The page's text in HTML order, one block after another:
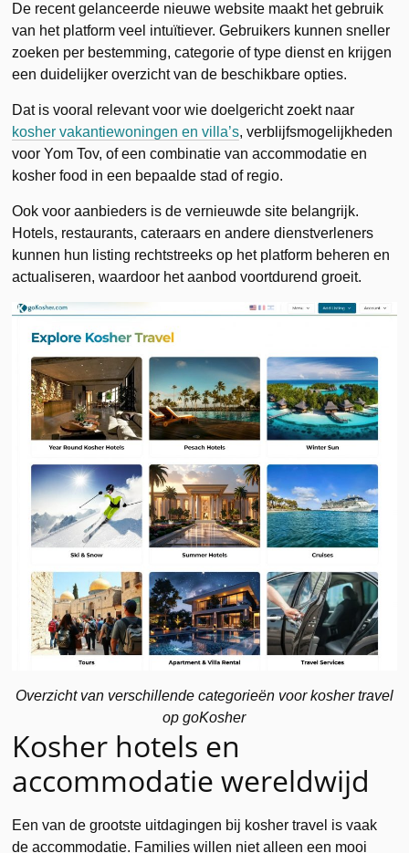
De recent gelanceerde nieuwe website maakt het gebruik
van het platform veel intuïtiever. Gebruikers kunnen sneller
zoeken per bestemming, categorie of type dienst en krijgen
een duidelijker overzicht van de beschikbare opties.
Dat is vooral relevant voor wie doelgericht zoekt naar
kosher vakantiewoningen en villa’s, verblijfsmogelijkheden
voor Yom Tov, of een combinatie van accommodatie en
kosher food in een bepaalde stad of regio.
Ook voor aanbieders is de vernieuwde site belangrijk.
Hotels, restaurants, cateraars en andere dienstverleners
kunnen hun listing rechtstreeks op het platform beheren en
actualiseren, waardoor het aanbod voortdurend groeit.
Overzicht van verschillende categorieën voor kosher travel
op goKosher
Kosher hotels en
accommodatie wereldwijd
Een van de grootste uitdagingen bij kosher travel is vaak
de accommodatie. Families willen niet alleen een mooi